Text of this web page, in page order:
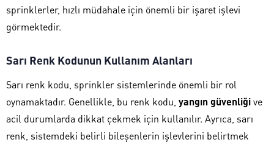
sprinklerler, hızlı müdahale için önemli bir işaret işlevi
görmektedir.
Sarı Renk Kodunun Kullanım Alanları
Sarı renk kodu, sprinkler sistemlerinde önemli bir rol
oynamaktadır. Genellikle, bu renk kodu, yangın güvenliğive
acil durumlarda dikkat çekmek için kullanılır. Ayrıca, sarı
renk, sistemdeki belirli bileşenlerin işlevlerini belirtmek